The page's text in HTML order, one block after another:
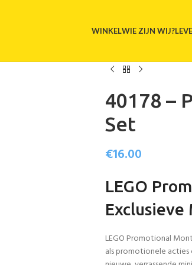
WINKELWIE ZIJN WIJ?
40178 –
Set
€16.00
LEGO
LEGO Promotional
als promotionele acties